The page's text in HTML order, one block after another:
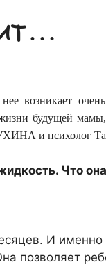
возникает
будущей
и психолог
Что
И именно
позволяет